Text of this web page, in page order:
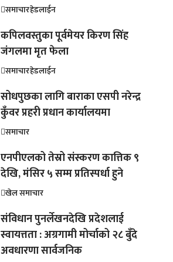
समाचारहेडलाईन
कपिलवस्तुका पूर्वमेयर किरण सिंह
जंगलमा मृत फेला
समाचारहेडलाईन
सोधपुछका लागि बाराका एसपी नरेन्द्र
कुँवर प्रहरी प्रधान कार्यालयमा
समाचार
एनपीएलको तेस्रो संस्करण कात्तिक ९
देखि, मंसिर ५ सम्म प्रतिस्पर्धा हुने
खेल समाचार
संविधान पुनर्लेखनदेखि प्रदेशलाई
स्वायत्तता : अग्रगामी मोर्चाको २८ बुँदे
अवधारणा सार्वजनिक